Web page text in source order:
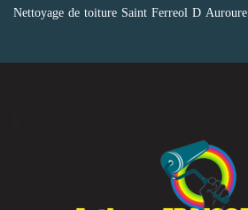
Nettoyage de toiture Saint Ferreol D Auroure